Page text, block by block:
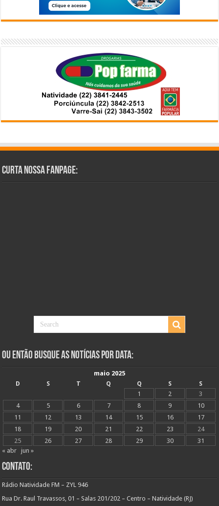
Curta Nossa Fanpage:
Ou Então Busque as Notícias Por Data:
maio 2025
D
S T Q Q S
S
1
2
3
4
5 6 7 8 9
10
11
12 13 14 15 16
17
18
19 20 21 22 23
24
25
26 27 28 29 30
31
« abr
jun »
Contato:
Rádio Natividade FM – ZYL 946
Rua Dr. Raul Travassos, 01 – Salas 201/202 – Centro – Natividade (RJ)